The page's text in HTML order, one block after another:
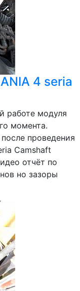
4 seria
работе модуля
момента.
проведения
Camshaft
отчёт по
но зазоры